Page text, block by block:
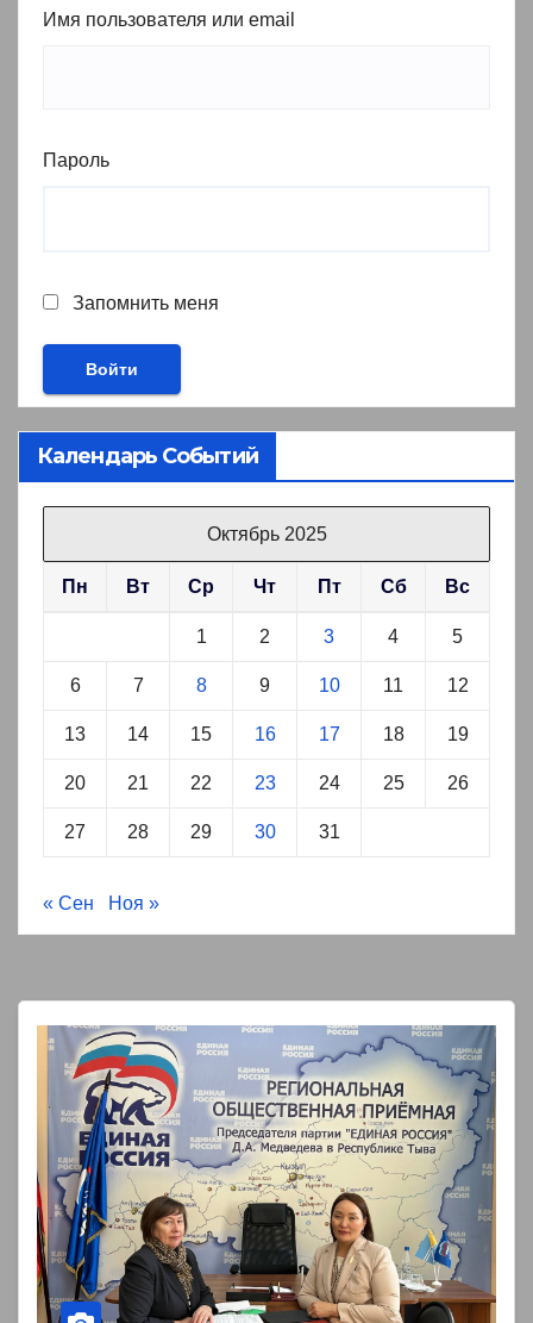
Имя пользователя или email
Пароль
Запомнить меня
Календарь Событий
Октябрь 2025
Пн Вт Ср Чт Пт Сб Вс
1 2 3 4 5
6 7 8 9 10 11 12
13 14 15 16 17 18 19
20 21 22 23 24 25 26
27 28 29 30 31
« Сен Ноя »